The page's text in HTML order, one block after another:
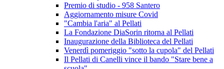
Premio di studio - 958 Santero
Aggiornamento misure Covid
"Cambia l'aria" al Pellati
La Fondazione DiaSorin ritorna al Pellati
Inaugurazione della Biblioteca del Pellati
Venerdì pomeriggio "sotto la cupola" del Pellati
Il Pellati di Canelli vince il bando "Stare bene a